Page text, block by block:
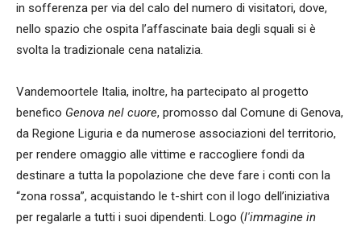
in sofferenza per via del calo del numero di visitatori, dove,
nello spazio che ospita l’affascinate baia degli squali si è
svolta la tradizionale cena natalizia.
Vandemoortele Italia, inoltre, ha partecipato al progetto
benefico Genova nel cuore, promosso dal Comune di Genova,
da Regione Liguria e da numerose associazioni del territorio,
per rendere omaggio alle vittime e raccogliere fondi da
destinare a tutta la popolazione che deve fare i conti con la
“zona rossa”, acquistando le t-shirt con il logo dell’iniziativa
per regalarle a tutti i suoi dipendenti. Logo (l'immagine in